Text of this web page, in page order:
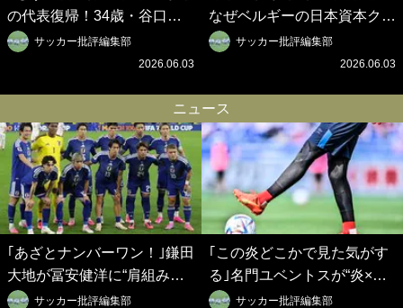
の代表復帰！34歳・谷口彰
悟の奇跡を支えた日本資本の
ベルギークラブ、次なる野望
ロイデン立石敬之CEOの世
界戦略】(2)
サッカー批評編集部
2026.06.03
なぜベルギーの日本資本クラ
ブは創設102年目に歴史的快
挙を成し遂げられたのか？
之CEOの世界戦略】(1)
サッカー批評編集部
2026.06.03
ニュース
｢あざとナンバーワン！｣鎌田
大地が冨安健洋に“肩組み頭
乗せ”!?｢パレス兄弟｣爆誕の
サッカー批評編集部
｢この炎どこかで見た気がす
る｣名門ユベントスが“炎×ブ
ラック”のインパクト大の新
サッカー批評編集部